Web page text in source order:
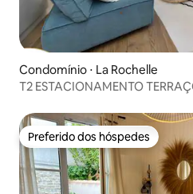
Condomínio ⋅ La Rochelle
T2 ESTACIONAMENTO
Preferido dos hóspedes
Preferido dos hóspedes